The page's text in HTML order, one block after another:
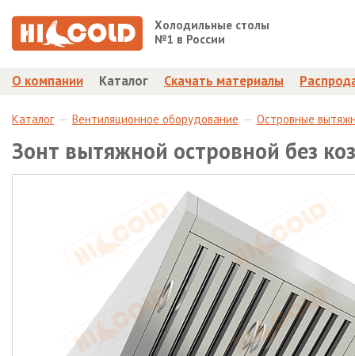
Холодильные столы
№1 в России
О компании Каталог Скачать материалы
Каталог Вентиляционное оборудование Островные
Зонт вытяжной островной без